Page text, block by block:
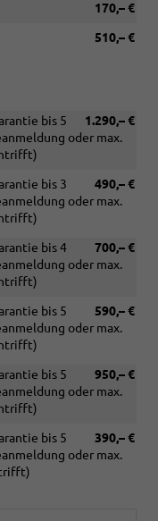
170,– €
510,– €
1.290,– €
bis 5
oder max.
490,– €
bis 3
oder max.
700,– €
bis 4
oder max.
590,– €
bis 5
oder max.
950,– €
bis 5
oder max.
390,– €
bis 5
oder max.